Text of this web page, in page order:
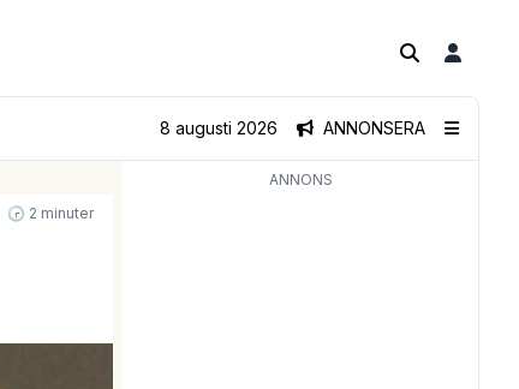
ANNONSERA
8 augusti 2026
🕝 2 minuter
ANNONS